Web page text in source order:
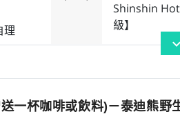
理
Shinshin
級】
⼀杯咖啡或飲料)－泰迪熊野